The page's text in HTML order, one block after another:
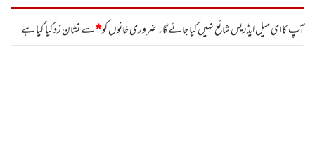
آپ کا ای میل ایڈریس شائع نہیں کیا جائے گا۔ضروری خانوں کو*سے نشان زد کیا گیا ہے